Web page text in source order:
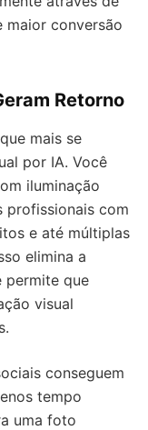
maior conversão
Retorno
mais se
por IA. Você
iluminação
profissionais com
e até múltiplas
elimina a
permite que
visual
conseguem
tempo
uma foto